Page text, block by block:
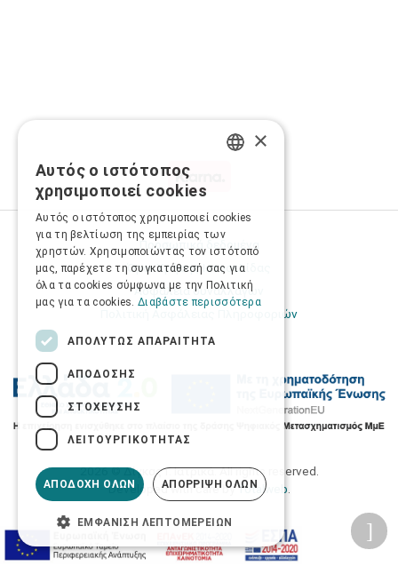
Προσωπικά δεδομένα
Όροι Χρήσης Ιστοσελίδας
Ασφάλεια συναλλαγών
Πολιτική Ασφάλειας Πληροφοριών
2026 © Δίγκας Γ. Ιατρικά. All rights reserved.
Developed with care byTotalweb.
Προσβασιμότητα
×
Αυτός ο ιστότοπος
χρησιμοποιεί cookies
Αυτός ο ιστότοπος χρησιμοποιεί cookies
για τη βελτίωση της εμπειρίας των
χρηστών. Χρησιμοποιώντας τον ιστότοπό
μας, παρέχετε τη συγκατάθεσή σας για
όλα τα cookies σύμφωνα με την Πολιτική
μας για τα cookies. Διαβάστε περισσότερα
ΑΠΟΛΎΤΩΣ ΑΠΑΡΑΊΤΗΤΑ
ΑΠΌΔΟΣΗΣ
ΣΤΌΧΕΥΣΗΣ
ΛΕΙΤΟΥΡΓΙΚΌΤΗΤΑΣ
ΑΠΟΔΟΧΉ ΌΛΩΝ ΑΠΌΡΡΙΨΗ ΌΛΩΝ
ΕΜΦΆΝΙΣΗ ΛΕΠΤΟΜΕΡΕΙΏΝ